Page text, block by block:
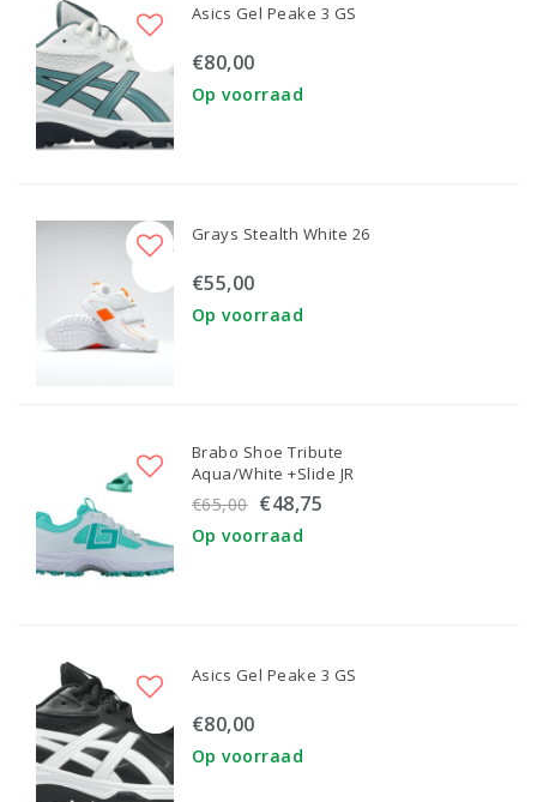
Asics Gel Peake 3 GS
€80,00
Op voorraad
Grays Stealth White 26
€55,00
Op voorraad
Brabo Shoe Tribute
Aqua/White +Slide JR
€65,00 €48,75
Op voorraad
Asics Gel Peake 3 GS
€80,00
Op voorraad